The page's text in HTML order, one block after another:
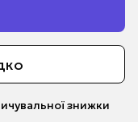
знижки